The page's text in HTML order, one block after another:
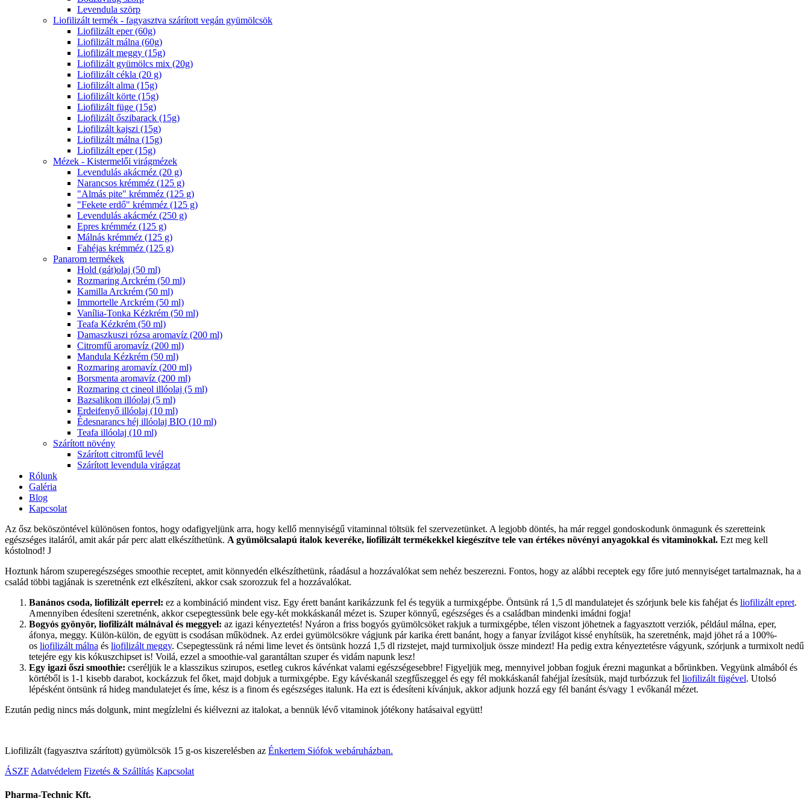
Levendula szörp
Liofilizált termék - fagyasztva szárított vegán gyümölcsök
Liofilizált eper (60g)
Liofilizált málna (60g)
Liofilizált meggy (15g)
Liofilizált gyümölcs mix (20g)
Liofilizált cékla (20 g)
Liofilizált alma (15g)
Liofilizált körte (15g)
Liofilizált füge (15g)
Liofilizált őszibarack (15g)
Liofilizált kajszi (15g)
Liofilizált málna (15g)
Liofilizált eper (15g)
Mézek - Kistermelői virágmézek
Levendulás akácméz (20 g)
Narancsos krémméz (125 g)
"Almás pite" krémméz (125 g)
"Fekete erdő" krémméz (125 g)
Levendulás akácméz (250 g)
Epres krémméz (125 g)
Málnás krémméz (125 g)
Fahéjas krémméz (125 g)
Panarom termékek
Hold (gát)olaj (50 ml)
Rozmaring Arckrém (50 ml)
Kamilla Arckrém (50 ml)
Immortelle Arckrém (50 ml)
Vanília-Tonka Kézkrém (50 ml)
Teafa Kézkrém (50 ml)
Damaszkuszi rózsa aromavíz (200 ml)
Citromfű aromavíz (200 ml)
Mandula Kézkrém (50 ml)
Rozmaring aromavíz (200 ml)
Borsmenta aromavíz (200 ml)
Rozmaring ct cineol illóolaj (5 ml)
Bazsalikom illóolaj (5 ml)
Erdeifenyő illóolaj (10 ml)
Édesnarancs héj illóolaj BIO (10 ml)
Teafa illóolaj (10 ml)
Szárított növény
Szárított citromfű levél
Szárított levendula virágzat
Rólunk
Galéria
Blog
Kapcsolat
Az ősz beköszöntével különösen fontos, hogy odafigyeljünk arra, hogy kellő mennyiségű vitaminnal töltsük fel szervezetünket. A legjobb döntés, ha már reggel gondoskodunk önmagunk és szeretteink
egészséges italáról, amit akár pár perc alatt elkészíthetünk. A gyümölcsalapú italok keveréke, liofilizált termékekkel kiegészítve tele van értékes növényi anyagokkal és vitaminokkal. Ezt meg kell
kóstolnod! J
Hoztunk három szuperegészséges smoothie receptet, amit könnyedén elkészíthetünk, ráadásul a hozzávalókat sem nehéz beszerezni. Fontos, hogy az alábbi receptek egy főre jutó mennyiséget tartalmaznak, ha a
család többi tagjának is szeretnénk ezt elkészíteni, akkor csak szorozzuk fel a hozzávalókat.
Banános csoda, liofilizált eperrel: ez a kombináció mindent visz. Egy érett banánt karikázzunk fel és tegyük a turmixgépbe. Öntsünk rá 1,5 dl mandulatejet és szórjunk bele kis fahéjat és liofilizált epret.
Amennyiben édesíteni szeretnénk, akkor csepegtessünk bele egy-két mokkáskanál mézet is. Szuper könnyű, egészséges és a családban mindenki imádni fogja!
Bogyós gyönyör, liofilizált málnával és meggyel: az igazi kényeztetés! Nyáron a friss bogyós gyümölcsöket rakjuk a turmixgépbe, télen viszont jöhetnek a fagyasztott verziók, például málna, eper,
áfonya, meggy. Külön-külön, de együtt is csodásan működnek. Az erdei gyümölcsökre vágjunk pár karika érett banánt, hogy a fanyar ízvilágot kissé enyhítsük, ha szeretnénk, majd jöhet rá a 100%-
os liofilizált málna és liofilizált meggy. Csepegtessünk rá némi lime levet és öntsünk hozzá 1,5 dl rizstejet, majd turmixoljuk össze mindezt! Ha pedig extra kényeztetésre vágyunk, szórjunk a turmixolt nedű
tetejére egy kis kókuszchipset is! Voilá, ezzel a smoothie-val garantáltan szuper és vidám napunk lesz!
Egy igazi őszi smoothie: cseréljük le a klasszikus szirupos, esetleg cukros kávénkat valami egészségesebbre! Figyeljük meg, mennyivel jobban fogjuk érezni magunkat a bőrünkben. Vegyünk almából és
körtéből is 1-1 kisebb darabot, kockázzuk fel őket, majd dobjuk a turmixgépbe. Egy kávéskanál szegfűszeggel és egy fél mokkáskanál fahéjjal ízesítsük, majd turbózzuk fel liofilizált fügével. Utolsó
lépésként öntsünk rá hideg mandulatejet és íme, kész is a finom és egészséges italunk. Ha ezt is édesíteni kívánjuk, akkor adjunk hozzá egy fél banánt és/vagy 1 evőkanál mézet.
Ezután pedig nincs más dolgunk, mint megízlelni és kiélvezni az italokat, a bennük lévő vitaminok jótékony hatásaival együtt!
Liofilizált (fagyasztva szárított) gyümölcsök 15 g-os kiszerelésben az Énkertem Siófok webáruházban.
ÁSZF Adatvédelem Fizetés & Szállítás Kapcsolat
Pharma-Technic Kft.